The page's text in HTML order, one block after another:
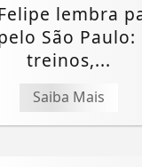
lembra
São Paulo:
treinos,...
Saiba Mais